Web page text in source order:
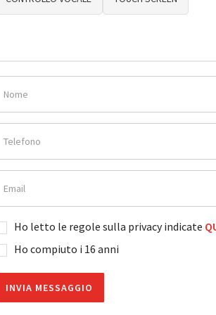
Ho letto le regole sulla privacy indicate
Ho compiuto i 16 anni